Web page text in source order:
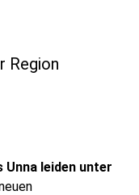
Region
Unna leiden unter